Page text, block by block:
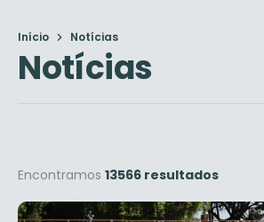
Início Notícias
Notícias
Encontramos 13566 resultados